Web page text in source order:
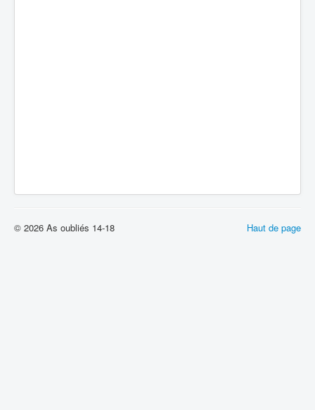
Haut de page
© 2026 As oubliés 14-18